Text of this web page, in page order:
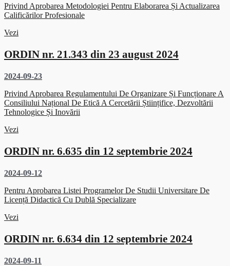
Privind Aprobarea Metodologiei Pentru Elaborarea Și Actualizarea
Calificărilor Profesionale
Vezi
ORDIN nr. 21.343 din 23 august 2024
2024-09-23
Privind Aprobarea Regulamentului De Organizare Și Funcționare A
Consiliului Național De Etică A Cercetării Științifice, Dezvoltării
Tehnologice Și Inovării
Vezi
ORDIN nr. 6.635 din 12 septembrie 2024
2024-09-12
Pentru Aprobarea Listei Programelor De Studii Universitare De
Licență Didactică Cu Dublă Specializare
Vezi
ORDIN nr. 6.634 din 12 septembrie 2024
2024-09-11